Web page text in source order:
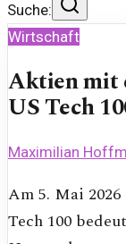
Suche:
Wirtschaft
Aktien mit
US Tech
Maximilian
Am 5. Mai
Tech 100